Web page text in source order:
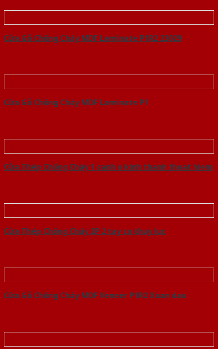
Cửa Gỗ Chống Cháy MDF Laminate P1R2 23029
Cửa Gỗ Chống Cháy MDF Laminate P1
Cửa Thép Chống Cháy 1 canh o kinh thanh thoat hiem
Cửa Thép Chống Cháy 2P 2 tay co thuy luc
Cửa Gỗ Chống Cháy MDF Veneer P1R2 Xoan dao